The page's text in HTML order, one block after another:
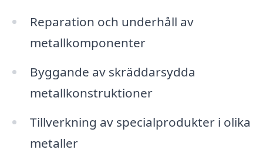
Reparation och underhåll av
metallkomponenter
Byggande av skräddarsydda
metallkonstruktioner
Tillverkning av specialprodukter i olika
metaller